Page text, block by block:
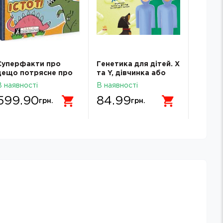
про
потрясне про
та інших
наявності
грн.
Генетика для дітей. X
та Y, дівчинка або
хлопчик?
В наявності
84.99грн.